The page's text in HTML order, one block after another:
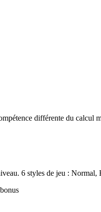
différente du calcul
6 styles de jeu :